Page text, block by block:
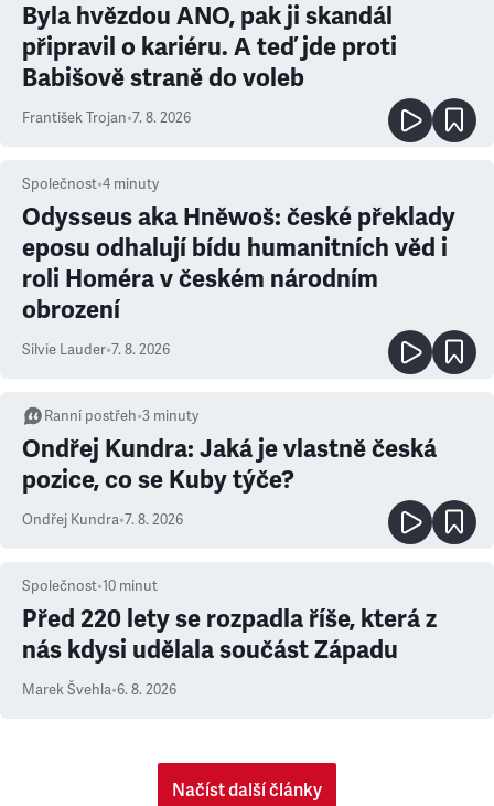
Byla hvězdou ANO, pak ji skandál
připravil o kariéru. A teď jde proti
Babišově straně do voleb
František Trojan•7. 8. 2026
Společnost•4 minuty
Odysseus aka Hněwoš: české překlady
eposu odhalují bídu humanitních věd i
roli Homéra v českém národním
obrození
Silvie Lauder•7. 8. 2026
Ranní postřeh•3 minuty
Ondřej Kundra: Jaká je vlastně česká
pozice, co se Kuby týče?
Ondřej Kundra•7. 8. 2026
Společnost•10 minut
Před 220 lety se rozpadla říše, která z
nás kdysi udělala součást Západu
Marek Švehla•6. 8. 2026
Načíst další články